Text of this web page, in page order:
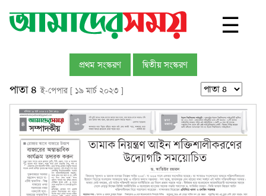
☰
প্রথম সংস্করণ দ্বিতীয় সংস্করণ
পাতা ৪ই-পেপার [ ১৯ মার্চ ২০২৩ ]